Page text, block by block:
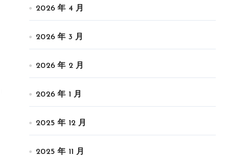
2026 年 4 月
2026 年 3 月
2026 年 2 月
2026 年 1 月
2025 年 12 月
2025 年 11 月